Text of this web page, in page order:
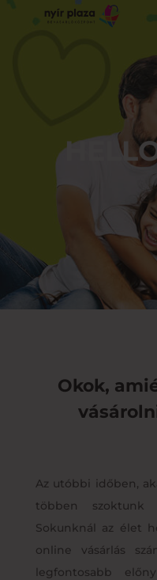
Okok,
Az utóbbi időben,
többen szoktunk
Sokunknál az élet
online vásárlás
legfontosabb